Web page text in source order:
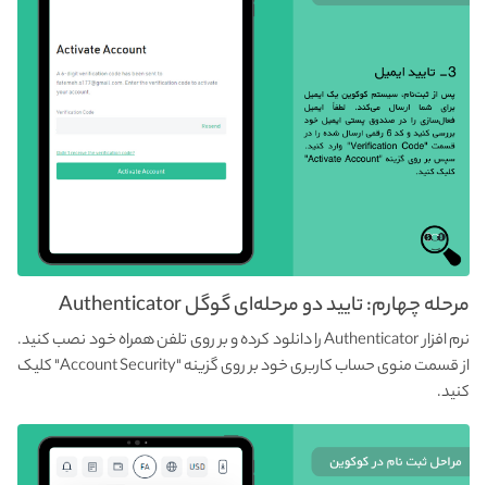
مرحله چهارم: تایید دو مرحله‌ای گوگل Authenticator
نرم افزار Authenticator را دانلود کرده و بر روی تلفن همراه خود نصب کنید.
از قسمت منوی حساب کاربری خود بر روی گزینه "Account Security" کلیک
کنید.